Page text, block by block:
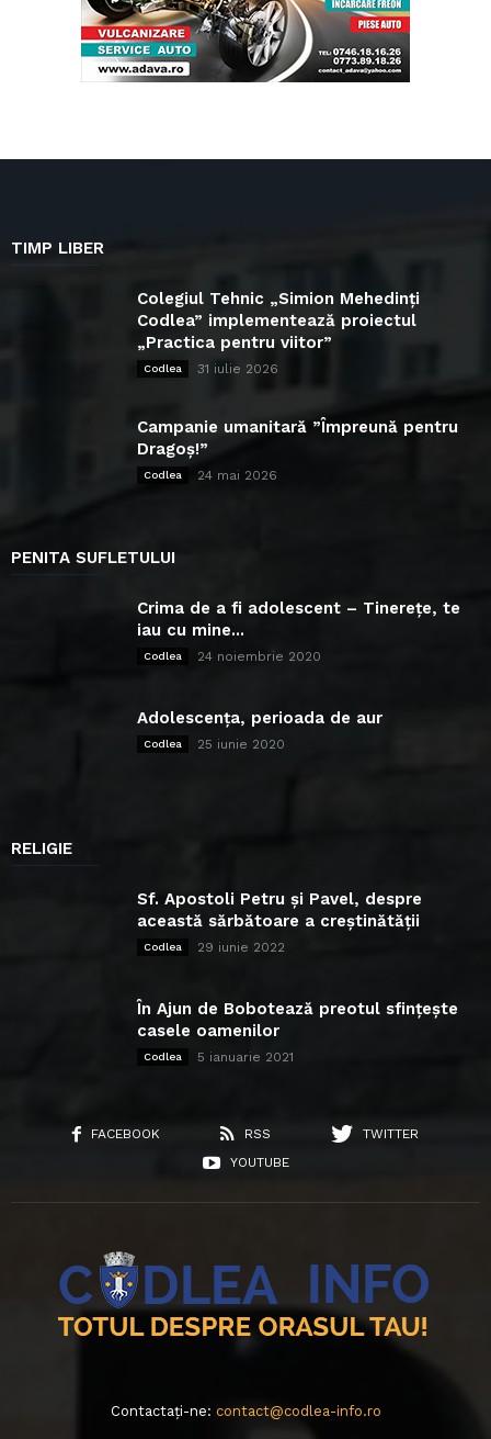
TIMP LIBER
Colegiul Tehnic „Simion Mehedinți
Codlea” implementează proiectul
„Practica pentru viitor”
Codlea 31 iulie 2026
Campanie umanitară ”Împreună pentru
Dragoș!”
Codlea 24 mai 2026
PENITA SUFLETULUI
Crima de a fi adolescent – Tinerețe, te
iau cu mine...
Codlea 24 noiembrie 2020
Adolescența, perioada de aur
Codlea 25 iunie 2020
RELIGIE
Sf. Apostoli Petru și Pavel, despre
această sărbătoare a creștinătății
Codlea 29 iunie 2022
În Ajun de Bobotează preotul sfințește
casele oamenilor
Codlea 5 ianuarie 2021
FACEBOOK RSS
TWITTER
YOUTUBE
Contactați-ne: contact@codlea-info.ro